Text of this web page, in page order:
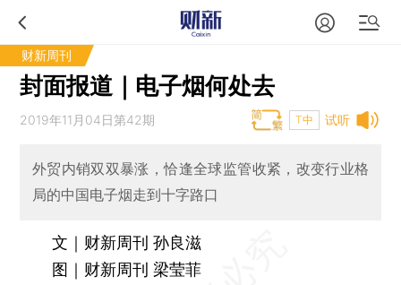
财新周刊
封面报道｜电子烟何处去
试听
2019年11月04日第42期 T中
外贸内销双双暴涨，恰逢全球监管收紧，改变行业格
局的中国电子烟走到十字路口
文｜财新周刊 孙良滋
图｜财新周刊 梁莹菲